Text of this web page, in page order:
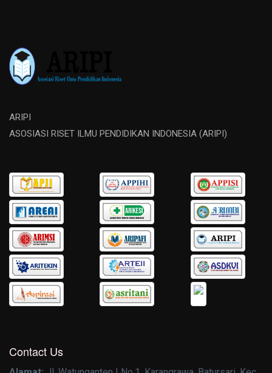
ARIPI
ASOSIASI RISET ILMU PENDIDIKAN INDONESIA (ARIPI)
Contact Us